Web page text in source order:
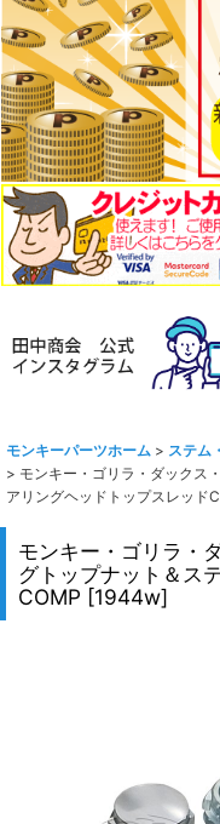
モンキーパーツホーム > ステム
> モンキー・ゴリラ・ダックス
アリングヘッドトップスレッド
モンキー・ゴリラ・
グトップナット＆ス
COMP [1944w]